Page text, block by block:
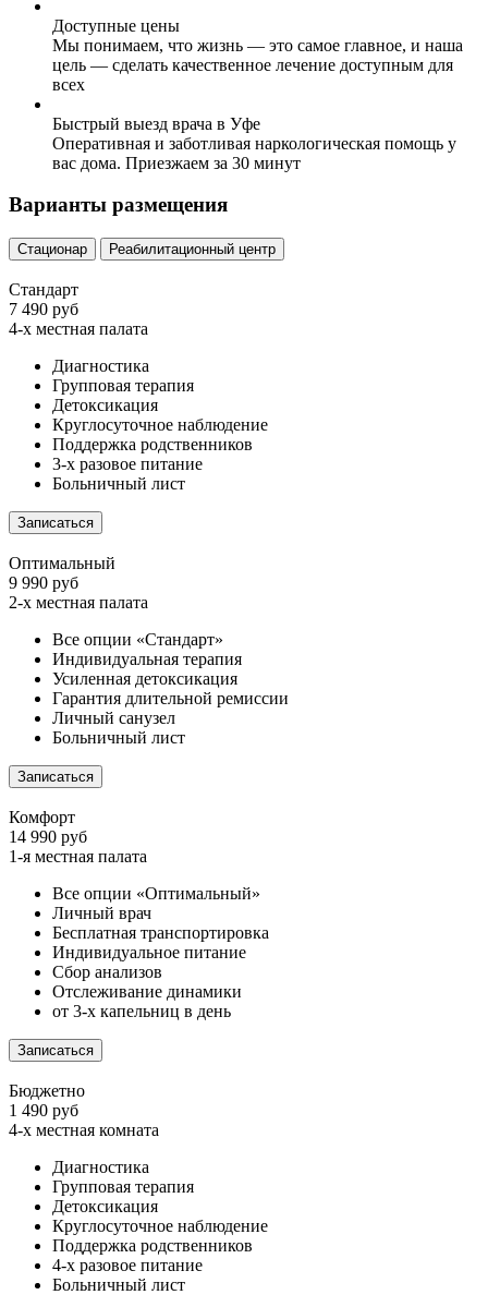
Доступные цены
Мы понимаем, что жизнь — это самое главное, и наша
цель — сделать качественное лечение доступным для
всех
Быстрый выезд врача в Уфе
Оперативная и заботливая наркологическая помощь у
вас дома. Приезжаем за 30 минут
Варианты размещения
Стационар Реабилитационный центр
Стандарт
7 490 руб
4-х местная палата
Диагностика
Групповая терапия
Детоксикация
Круглосуточное наблюдение
Поддержка родственников
3-х разовое питание
Больничный лист
Записаться
Оптимальный
9 990 руб
2-х местная палата
Все опции «Стандарт»
Индивидуальная терапия
Усиленная детоксикация
Гарантия длительной ремиссии
Личный санузел
Больничный лист
Записаться
Комфорт
14 990 руб
1-я местная палата
Все опции «Оптимальный»
Личный врач
Бесплатная транспортировка
Индивидуальное питание
Сбор анализов
Отслеживание динамики
от 3-х капельниц в день
Записаться
Бюджетно
1 490 руб
4-х местная комната
Диагностика
Групповая терапия
Детоксикация
Круглосуточное наблюдение
Поддержка родственников
4-х разовое питание
Больничный лист